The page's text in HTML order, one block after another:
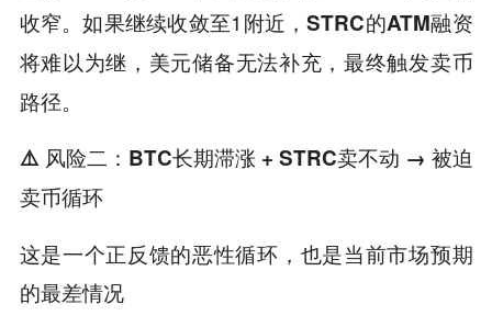
收窄。如果继续收敛至1附近，STRC的ATM融资
将难以为继 ，美元储备无法补充，最终触发卖币
路径。
⚠️ 风险二：BTC长期滞涨 + STRC卖不动 → 被迫
卖币循环
这是一个正反馈的恶性循环，也是当前市场预期
的最差情况